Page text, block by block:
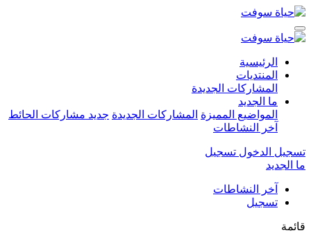
الرئيسية
المنتديات
المشاركات الجديدة
ما الجديد
المواضيع المميزة المشاركات الجديدة جديد مشاركات الحائط
آخر النشاطات
تسجيل الدخول تسجيل
ما الجديد
آخر النشاطات
تسجيل
قائمة